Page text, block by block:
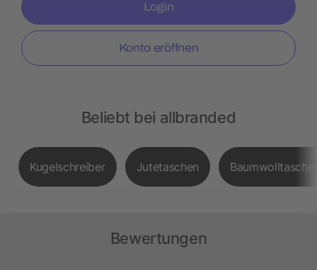
Login
Konto eröffnen
Beliebt bei allbranded
Kugelschreiber Jutetaschen
Bewertungen